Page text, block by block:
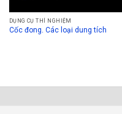
DỤNG CỤ THÍ NGHIỆM
Cốc đong. Các loại dung tích